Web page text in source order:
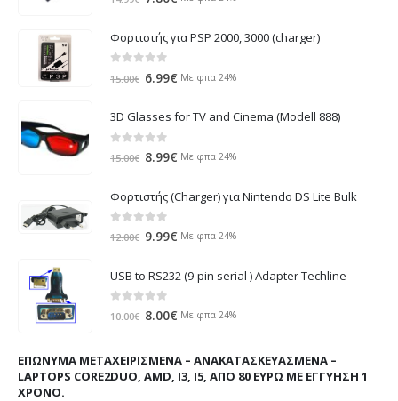
was:
14.99€.
τιμή
Φορτιστής για PSP 2000, 3000 (charger)
out of 5
15.00€ Original
was:
15.00€.
6.99€ Η
τιμή
Με φπα 24%
3D Glasses for TV and Cinema (Modell 888)
out of 5
15.00€ Original
was:
15.00€.
8.99€ Η
τιμή
είναι:
Με φπα 24%
Φορτιστής (Charger) για Nintendo DS Lite Bulk
out of 5
12.00€ Original
was:
12.00€.
9.99€ Η
τιμή
είναι:
Με φπα 24%
USB to RS232 (9-pin serial ) Adapter Techline
out of 5
10.00€ Original
10.00€.
8.00€ Η
είναι:
8.00€.
Με φπα 24%
ΕΠΏΝΥΜΑ ΜΕΤΑΧΕΙΡΙΣΜΈΝΑ – ΑΝΑΚΑΤΑΣΚΕΥΑΣΜΈΝΑ –
LAPTOPS CORE2DUO, AMD, I3, I5, ΑΠΌ 80 ΕΥΡΏ ΜΕ ΕΓΓΎΗΣΗ 1
ΧΡΌΝΟ.